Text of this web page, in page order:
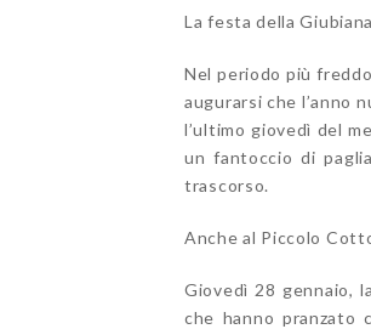
La festa della
Nel periodo più
augurarsi che l’anno
l’ultimo giovedì del
un fantoccio di
trascorso.
Anche al Piccolo
Giovedì 28 gennaio,
che hanno pranzato